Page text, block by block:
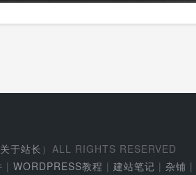
关于站长 ）ALL RIGHTS RESERVED
| WORDPRESS教程 | 建站笔记 | 杂铺 |